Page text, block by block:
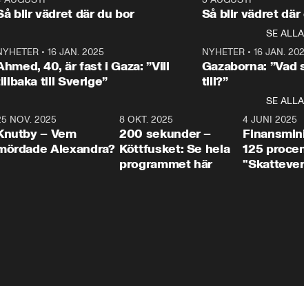
ställer
och
till svars.
Rohwedder ställer
statsminister Ulf Kristersson
Aftonbladets
Rohwedder
Thand Ring
blir vädret där du bor Så blir vädret där
SE ALLA
• 16 JAN. 2025
40, är fast i Gaza: ”Vill
till Sverige”
NYHETER• 16 JAN.
Gazaborna:
till?”
SE ALLA
31:05
NOV. 2025
– Vem
Alexandra?
4:29
8 OKT. 2025
200 sekunder –
Köttfusket: Se hela
programmet här
4 JUNI 2025
125